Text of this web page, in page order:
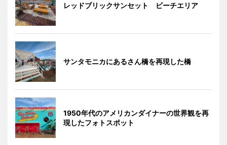
レッドブリックサンセット ビーチエリア
サンタモニカにあるさん橋を再現した橋
1950年代のアメリカンダイナーの世界観を再
現したフォトスポット